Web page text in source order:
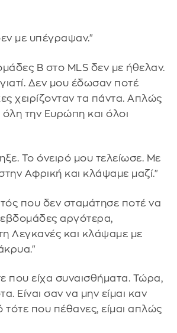
με υπέγραψαν."
Β στο MLS δεν με ήθελαν.
Δεν μου έδωσαν ποτέ
χειρίζονταν τα πάντα. Απλώς
όλη την Ευρώπη και όλοι
Το όνειρό μου τελείωσε. Με
Αφρική και κλάψαμε μαζί."
που δεν σταμάτησε ποτέ να
εβδομάδες αργότερα,
Λεγκανές και κλάψαμε με
που είχα συναισθήματα. Τώρα,
Είναι σαν να μην είμαι καν
που πέθανες, είμαι απλώς